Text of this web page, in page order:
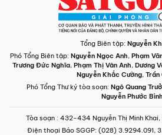
Tổng Biên tập: Nguyễn
Phó Tổng Biên tập: Nguyễn Ngọc Anh, Phạm
Trương Đức Nghĩa, Phạm Thị Vân Anh, Dương
Nguyễn Khắc Cường, Trần
Phó Tổng Thư ký tòa soạn: Ngô Quang
Nguyễn Phước Bình
Tòa soạn : 432-434 Nguyễn Thị Minh Khai,
Điện thoại Báo SGGP: (028) 3.9294.091,